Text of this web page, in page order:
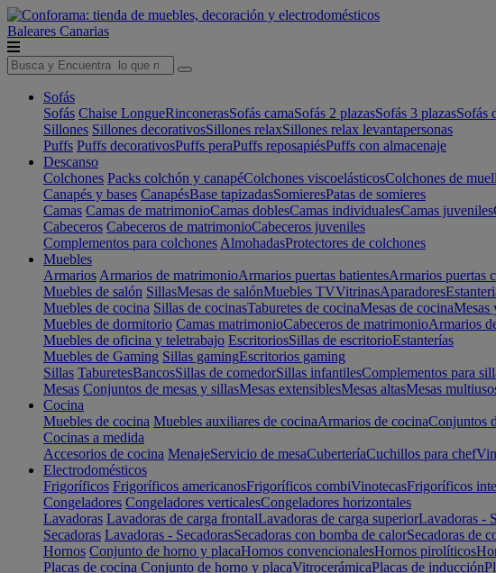
Baleares Canarias
Sofás
Sofás Chaise LongueRinconerasSofás camaSofás 2 plazasSofás 3 plazasSofás
Sillones Sillones decorativosSillones relaxSillones relax levantapersonas
Puffs Puffs decorativosPuffs peraPuffs reposapiésPuffs con almacenaje
Descanso
Colchones Packs colchón y canapéColchones viscoelásticosColchones de
Canapés y bases CanapésBase tapizadasSomieresPatas de somieres
Camas Camas de matrimonioCamas doblesCamas individualesCamas juveniles
Cabeceros Cabeceros de matrimonioCabeceros juveniles
Complementos para colchones AlmohadasProtectores de colchones
Muebles
Armarios Armarios de matrimonioArmarios puertas batientesArmarios puertas
Muebles de salón SillasMesas de salónMuebles TVVitrinasAparadores
Muebles de cocina Sillas de cocinasTaburetes de cocinaMesas de cocinaMesas
Muebles de dormitorio Camas matrimonioCabeceros de matrimonioArmarios
Muebles de oficina y teletrabajo EscritoriosSillas de escritorioEstanterías
Muebles de Gaming Sillas gamingEscritorios gaming
Sillas TaburetesBancosSillas de comedorSillas infantilesComplementos para
Mesas Conjuntos de mesas y sillasMesas extensiblesMesas altasMesas
Cocina
Muebles de cocina Muebles auxiliares de cocinaArmarios de cocinaConjuntos
Cocinas a medida
Accesorios de cocina MenajeServicio de mesaCuberteríaCuchillos para chef
Electrodomésticos
Frigoríficos Frigoríficos americanosFrigoríficos combiVinotecasFrigoríficos
Congeladores Congeladores verticalesCongeladores horizontales
Lavadoras Lavadoras de carga frontalLavadoras de carga superiorLavadoras -
Secadoras Lavadoras - SecadorasSecadoras con bomba de calorSecadoras de
Hornos Conjunto de horno y placaHornos convencionalesHornos pirolíticos
Placas de cocina Conjunto de horno y placaVitrocerámicaPlacas de inducción